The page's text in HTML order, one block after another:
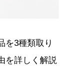
を3種類取り
を詳しく解説